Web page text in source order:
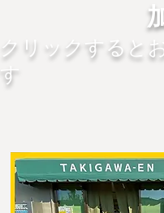
クリックすると
す